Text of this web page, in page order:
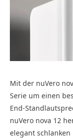
Mit der nuVero
Serie um einen
End-
nuVero nova 12
elegant